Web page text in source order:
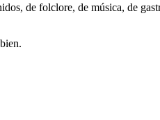
de folclore, de música, de